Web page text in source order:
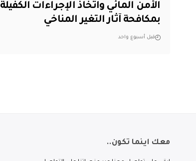
الأمن المائي واتخاذ الإجراءات الكفيلة
بمكافحة آثار التغير المناخي
قبل أسبوع واحد
معك اينما تكون..